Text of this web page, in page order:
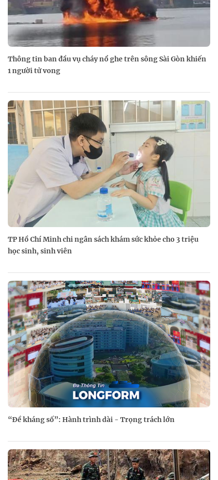
Thông tin ban đầu vụ cháy nổ ghe trên sông Sài Gòn khiến
1 người tử vong
TP Hồ Chí Minh chi ngân sách khám sức khỏe cho 3 triệu
học sinh, sinh viên
“Đề kháng số”: Hành trình dài - Trọng trách lớn